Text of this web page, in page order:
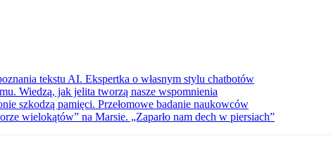
tekstu AI. Ekspertka o własnym stylu chatbotów
Wiedzą, jak jelita tworzą nasze wspomnienia
szkodzą pamięci. Przełomowe badanie naukowców
wielokątów” na Marsie. „Zaparło nam dech w piersiach”